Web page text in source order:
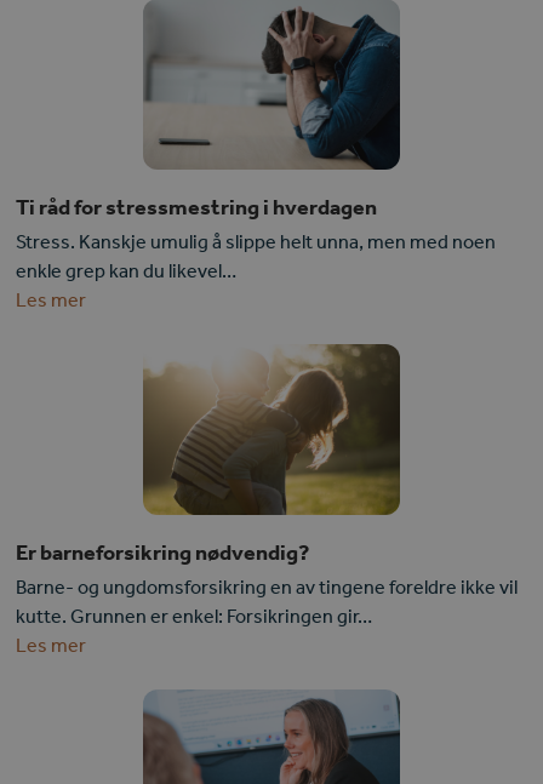
Ti råd for stressmestring i hverdagen
Stress. Kanskje umulig å slippe helt unna, men med noen
enkle grep kan du likevel…
Les mer
Er barneforsikring nødvendig?
Barne- og ungdomsforsikring en av tingene foreldre ikke vil
kutte. Grunnen er enkel: Forsikringen gir…
Les mer